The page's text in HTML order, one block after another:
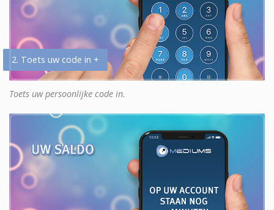
2. Toets uw code in +
Toets uw persoonlijke code in.